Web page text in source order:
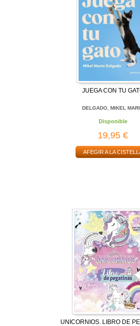
JUEGA CON TU
DELGADO, MIKEL
Disponible
19,95 €
AFEGIR A LA
UNICORNIOS. LIBRO DE